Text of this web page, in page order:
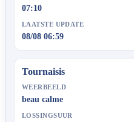
07:10
LAATSTE UPDATE
08/08 06:59
Tournaisis
WEERBEELD
beau calme
LOSSINGSUUR